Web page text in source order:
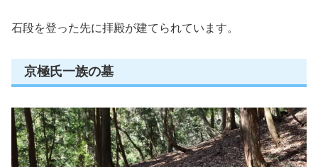
石段を登った先に拝殿が建てられています。
京極氏一族の墓